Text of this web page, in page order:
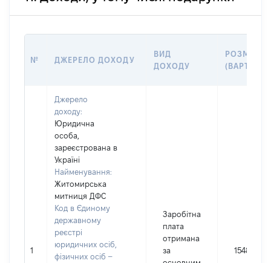
№ ДЖЕРЕЛО ДОХОДУ
ВИД
ДОХОДУ
РОЗМІР
1
Джерело
доходу:
Юридична
особа,
зареєстрована в
Україні
Найменування:
Житомирська
митниця ДФС
Код в Єдиному
державному
реєстрі
юридичних осіб,
фізичних осіб –
Заробітна
плата
отримана
за
154823